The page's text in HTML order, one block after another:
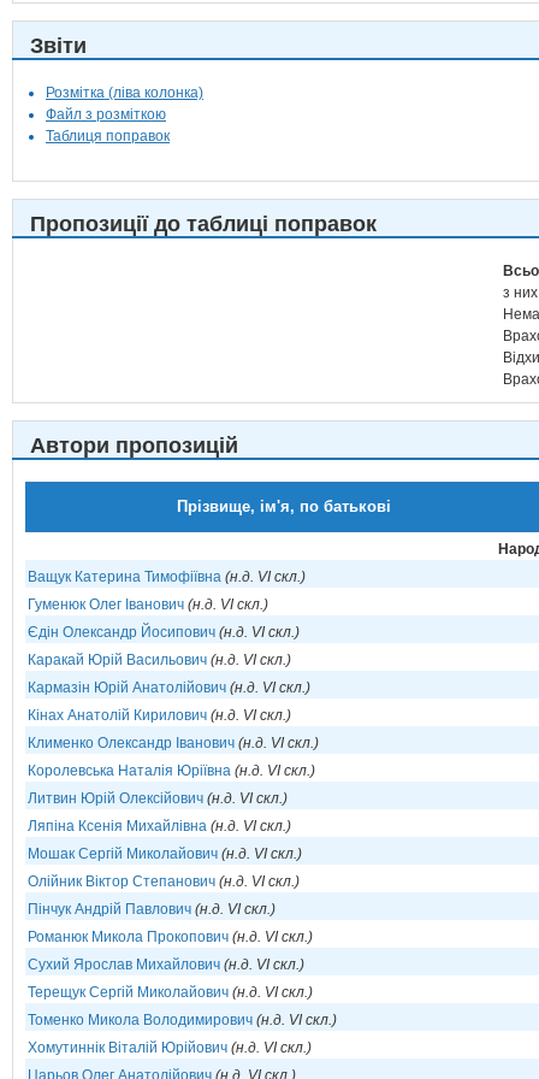
Звіти
Розмітка (ліва колонка)
Файл з розміткою
Таблиця поправок
Пропозиції до таблиці поправок
з
Автори пропозицій
Прізвище, ім'я, по батькові
Ващук Катерина Тимофіївна (н.д. VI скл.)
Гуменюк Олег Іванович (н.д. VI скл.)
Єдін Олександр Йосипович (н.д. VI скл.)
Каракай Юрій Васильович (н.д. VI скл.)
Кармазін Юрій Анатолійович (н.д. VI скл.)
Кінах Анатолій Кирилович (н.д. VI скл.)
Клименко Олександр Іванович (н.д. VI скл.)
Королевська Наталія Юріївна (н.д. VI скл.)
Литвин Юрій Олексійович (н.д. VI скл.)
Ляпіна Ксенія Михайлівна (н.д. VI скл.)
Мошак Сергій Миколайович (н.д. VI скл.)
Олійник Віктор Степанович (н.д. VI скл.)
Пінчук Андрій Павлович (н.д. VI скл.)
Романюк Микола Прокопович (н.д. VI скл.)
Сухий Ярослав Михайлович (н.д. VI скл.)
Терещук Сергій Миколайович (н.д. VI скл.)
Томенко Микола Володимирович (н.д. VI скл.)
Хомутиннік Віталій Юрійович (н.д. VI скл.)
Царьов Олег Анатолійович (н.д. VI скл.)